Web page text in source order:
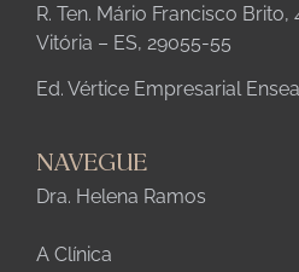
R. Ten. Mário Francisco
Vitória – ES, 29055-55
Ed. Vértice Empresarial
NAVEGUE
Dra. Helena Ramos
A Clínica